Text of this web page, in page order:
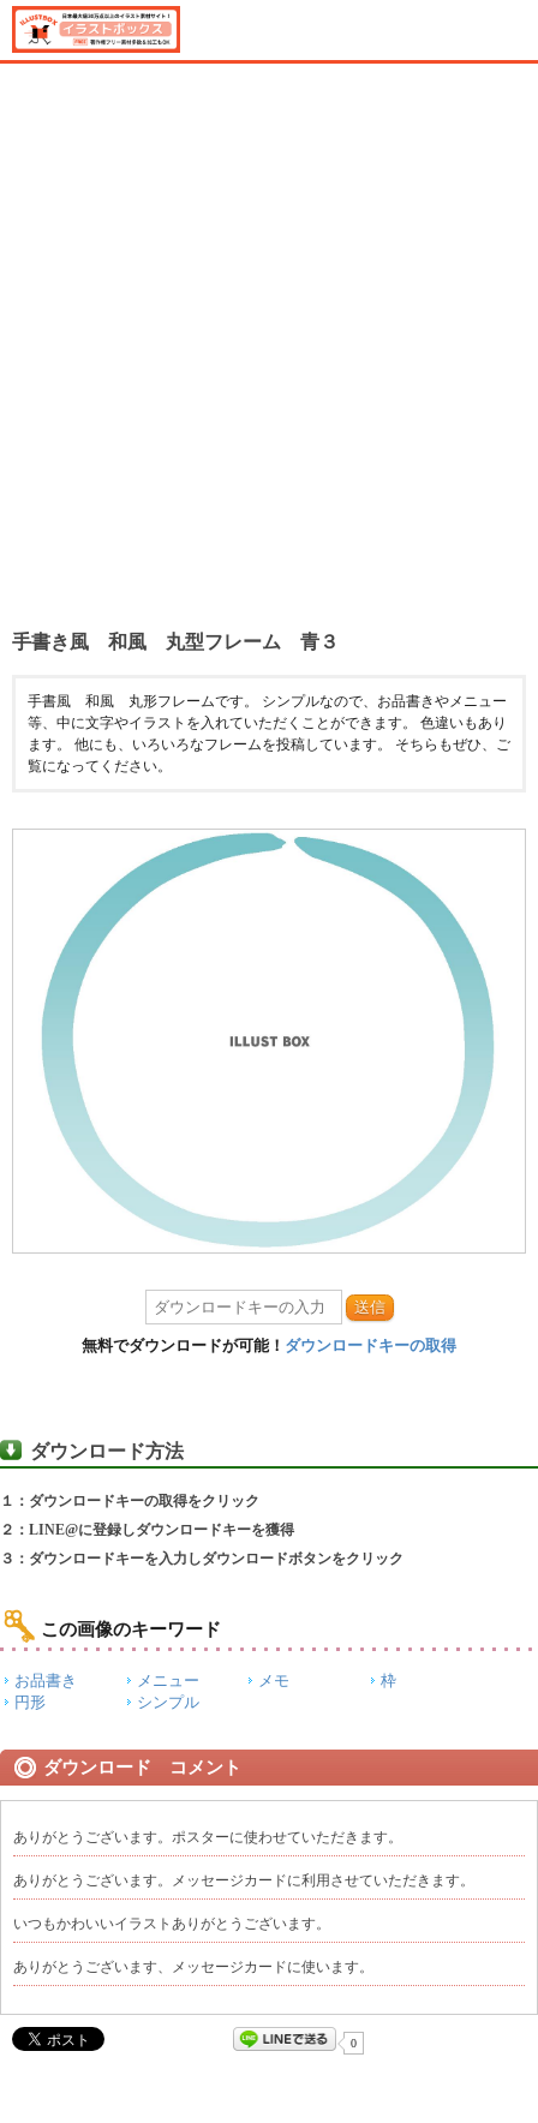
手書き風 和風 丸型フレーム 青３
手書風 和風 丸形フレームです。 シンプルなので、お品書きやメニュー
等、中に文字やイラストを入れていただくことができます。 色違いもあり
ます。 他にも、いろいろなフレームを投稿しています。 そちらもぜひ、ご
覧になってください。
送信
無料でダウンロードが可能！ ダウンロードキーの取得
ダウンロード方法
１：ダウンロードキーの取得をクリック
２：LINE@に登録しダウンロードキーを獲得
３：ダウンロードキーを入力しダウンロードボタンをクリック
この画像のキーワード
お品書き メニュー メモ
枠
円形
シンプル
ダウンロード コメント
ありがとうございます。ポスターに使わせていただきます。
ありがとうございます。メッセージカードに利用させていただきます。
いつもかわいいイラストありがとうございます。
ありがとうございます、メッセージカードに使います。
0